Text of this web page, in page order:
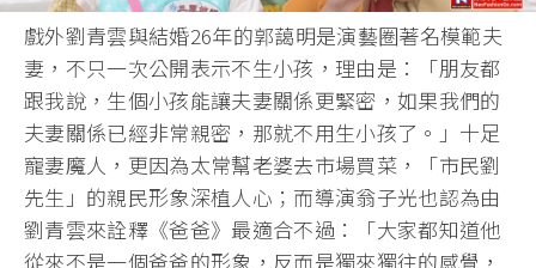
戲外劉青雲與結婚26年的郭藹明是演藝圈著名模範夫
妻，不只一次公開表示不生小孩，理由是：「朋友都
跟我說，生個小孩能讓夫妻關係更緊密，如果我們的
夫妻關係已經非常親密，那就不用生小孩了。」十足
寵妻魔人，更因為太常幫老婆去市場買菜，「市民劉
先生」的親民形象深植人心；而導演翁子光也認為由
劉青雲來詮釋《爸爸》最適合不過：「大家都知道他
從來不是一個爸爸的形象，反而是獨來獨往的感覺，